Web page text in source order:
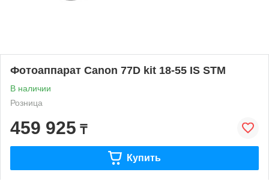
Фотоаппарат Canon 77D kit 18-55 IS STM
В наличии
Розница
459 925 ₸
Купить